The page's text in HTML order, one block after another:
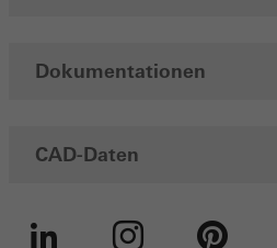
Dokumentationen
CAD-Daten